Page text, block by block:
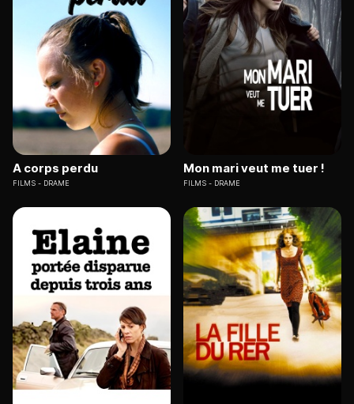
A corps perdu
FILMS DRAME
Mon mari veut me tuer !
FILMS DRAME